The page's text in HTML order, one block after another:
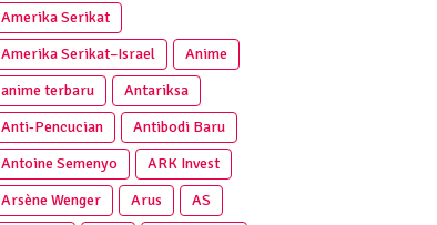
Amerika Serikat
Amerika Serikat–Israel
Anime
anime terbaru
Antariksa
Anti‑Pencucian
Antibodi Baru
Antoine Semenyo
ARK Invest
Arsène Wenger
Arus
AS